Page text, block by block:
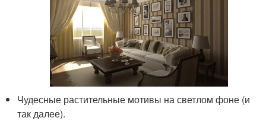
Чудесные растительные мотивы на светлом фоне (и
так далее).